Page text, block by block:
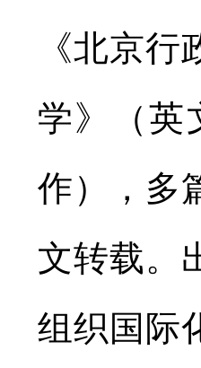
《北京
学》（英
作），多
文转载。
组织国际